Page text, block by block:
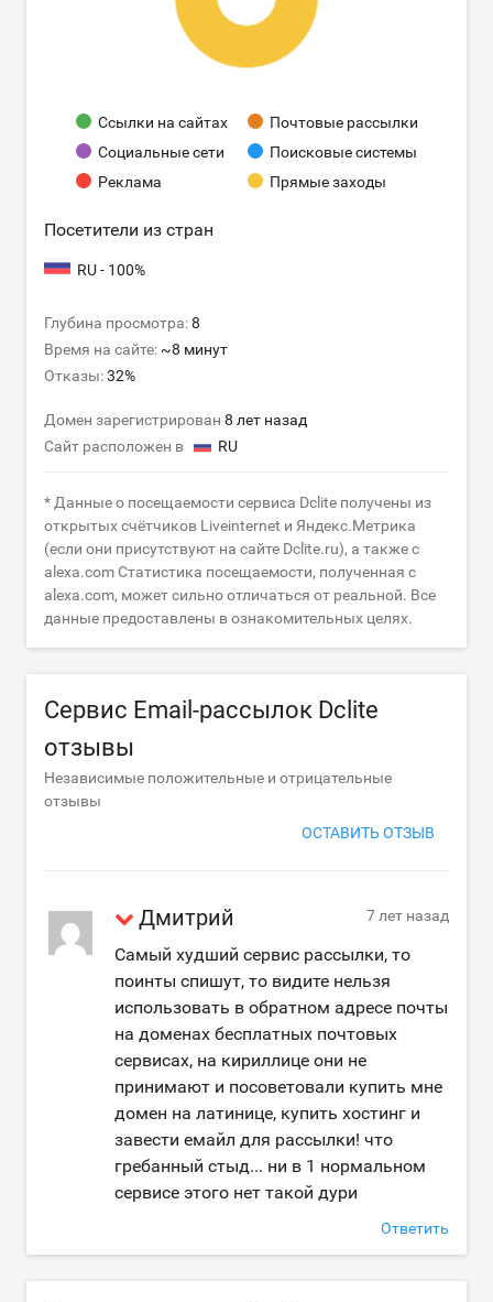
Ссылки на сайтах
Почтовые рассылки
Социальные сети
Поисковые системы
Реклама
Прямые заходы
Посетители из стран
RU - 100%
Глубина просмотра:8
Время на сайте: ~8 минут
Отказы:32%
Домен зарегистрирован 8 лет назад
Сайт расположен в
RU
* Данные о посещаемости сервиса Dclite получены из
открытых счётчиков Liveinternet и Яндекс.Метрика
(если они присутствуют на сайте Dclite.ru), а также с
alexa.com Статистика посещаемости, полученная с
alexa.com, может сильно отличаться от реальной. Все
данные предоставлены в ознакомительных целях.
Сервис Email-рассылок Dclite
отзывы
Независимые положительные и отрицательные
отзывы
ОСТАВИТЬ ОТЗЫВ
Дмитрий 7 лет назад
Самый худший сервис рассылки, то
поинты спишут, то видите нельзя
использовать в обратном адресе почты
на доменах бесплатных почтовых
сервисах, на кириллице они не
принимают и посоветовали купить мне
домен на латинице, купить хостинг и
завести емайл для рассылки! что
гребанный стыд... ни в 1 нормальном
сервисе этого нет такой дури
Ответить